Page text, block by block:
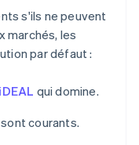
s'ils ne peuvent
marchés, les
par défaut :
iDEAL qui domine.
sont courants.